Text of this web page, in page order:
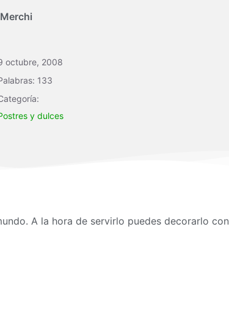
Merchi
octubre, 2008
133
y dulces
A la hora de servirlo puedes decorarlo con